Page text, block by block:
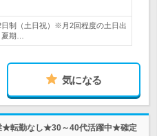
制（土日祝）※月2回程度の土日出
期…
気になる
★転勤なし★30～40代活躍中★確定